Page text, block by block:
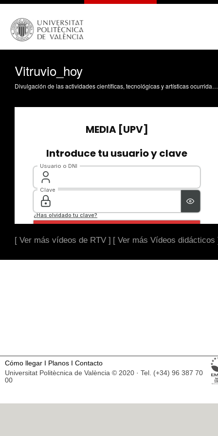
Vitruvio_hoy
Divulgación de las actividades científicas, tecnológicas y artísticas ocurridas en los tres campus de la UPV
[ Ver más vídeos de RTV ] [ Ver más Vídeos didácticos
Cómo llegar I Planos I Contacto
Universitat Politècnica de València © 2020 · Tel. (+34) 96 387 70
00